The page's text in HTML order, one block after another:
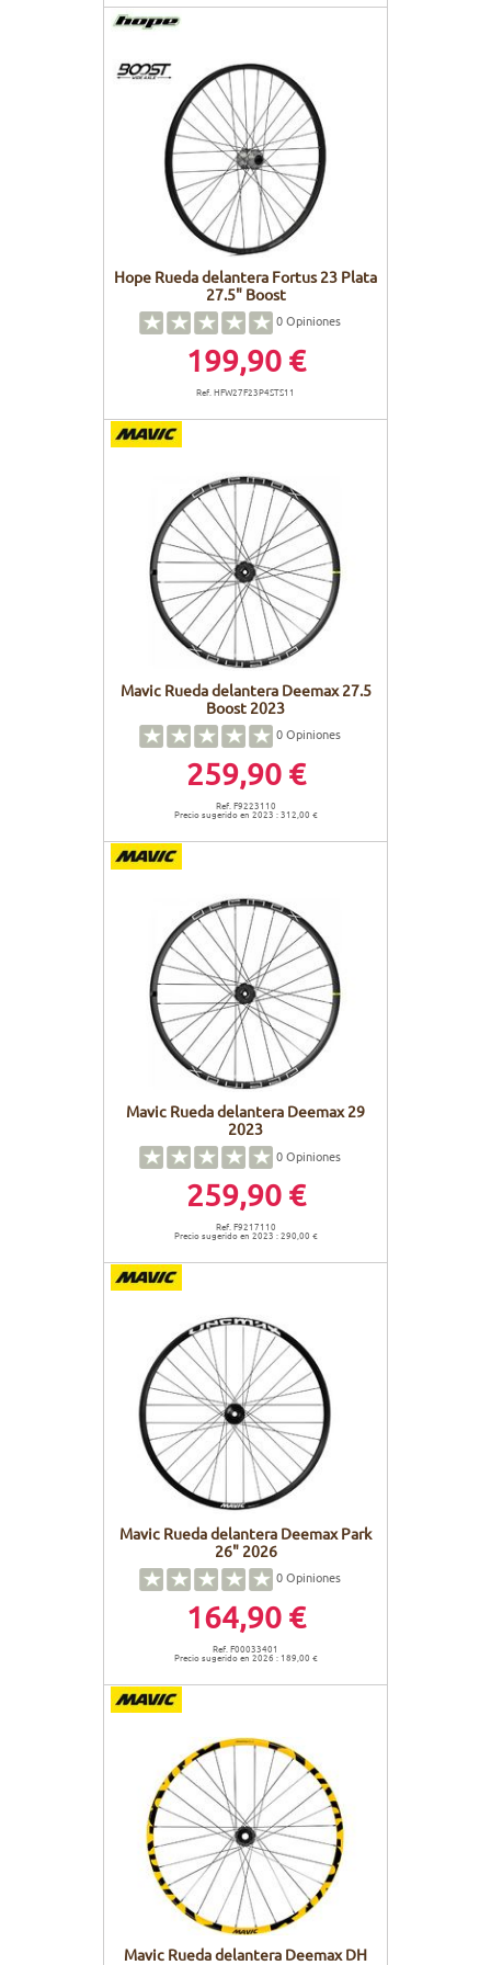
Hope Rueda delantera Fortus 23 Plata
27.5" Boost
0Opiniones
199,90 €
Ref. HFW27F23P4STS11
Mavic Rueda delantera Deemax 27.5
Boost 2023
0Opiniones
259,90 €
Ref. F9223110
Precio sugerido en 2023 : 312,00 €
Mavic Rueda delantera Deemax 29
2023
0Opiniones
259,90 €
Ref. F9217110
Precio sugerido en 2023 : 290,00 €
Mavic Rueda delantera Deemax Park
26" 2026
0Opiniones
164,90 €
Ref. F00033401
Precio sugerido en 2026 : 189,00 €
Mavic Rueda delantera Deemax DH